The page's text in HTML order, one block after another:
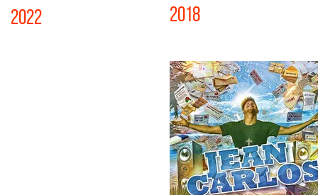
2022 2018